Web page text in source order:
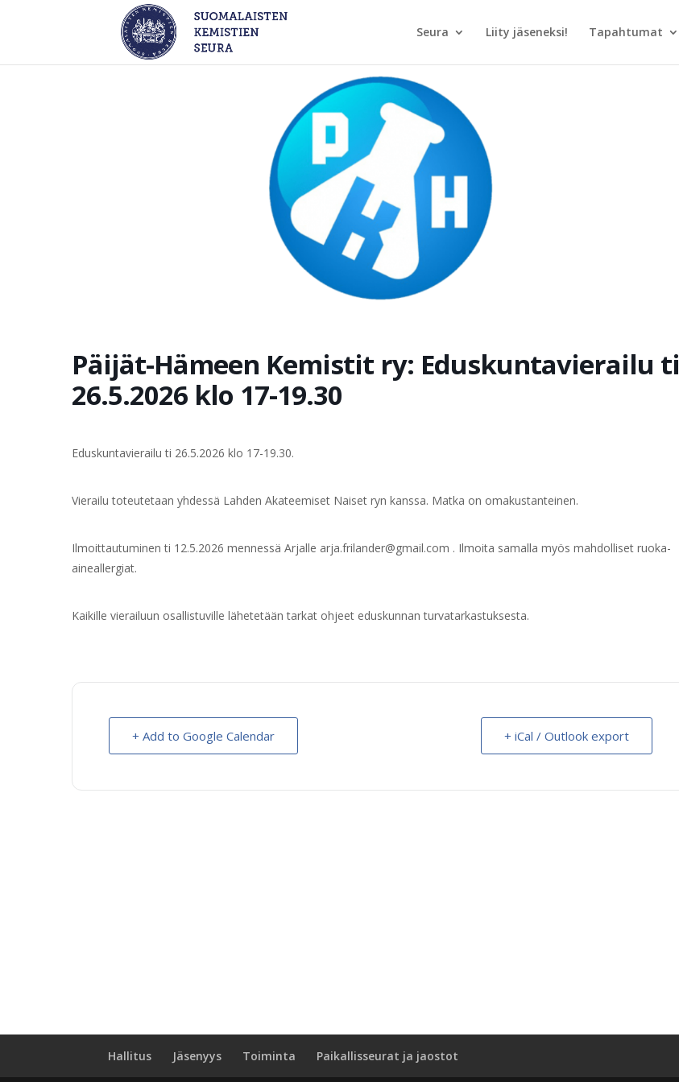
Seura Liity jäseneksi! Tapahtumat
Päijät-Hämeen Kemistit ry: Eduskuntavierailu ti
26.5.2026 klo 17-19.30
Eduskuntavierailu ti 26.5.2026 klo 17-19.30.
Vierailu toteutetaan yhdessä Lahden Akateemiset Naiset ryn kanssa. Matka on omakustanteinen.
Ilmoittautuminen ti 12.5.2026 mennessä Arjalle arja.frilander@gmail.com . Ilmoita samalla myös mahdolliset ruoka-
aineallergiat.
Kaikille vierailuun osallistuville lähetetään tarkat ohjeet eduskunnan turvatarkastuksesta.
+ Add to Google Calendar + iCal / Outlook export
Hallitus Jäsenyys Toiminta Paikallisseurat ja jaostot